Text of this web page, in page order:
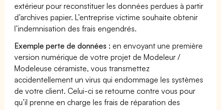
extérieur pour reconstituer les données perdues à partir
d’archives papier. L’entreprise victime souhaite obtenir
l’indemnisation des frais engendrés.
Exemple perte de données : en envoyant une première
version numérique de votre projet de Modeleur /
Modeleuse céramiste, vous transmettez
accidentellement un virus qui endommage les systèmes
de votre client. Celui-ci se retourne contre vous pour
qu’il prenne en charge les frais de réparation des